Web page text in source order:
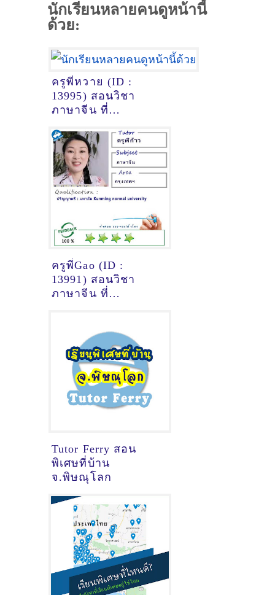
นักเรียนหลายคนดูหน้านี้
ด้วย:
ครูพี่หวาย (ID :
13995) สอนวิชา
ภาษาจีน ที่
ครูพี่Gao (ID :
13991) สอนวิชา
ภาษาจีน ที่
Tutor Ferry สอน
พิเศษที่บ้าน
จ.พิษณุโลก